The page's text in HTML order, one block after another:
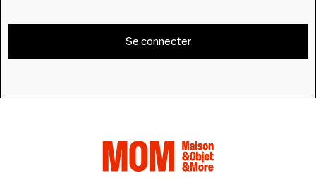
Se connecter